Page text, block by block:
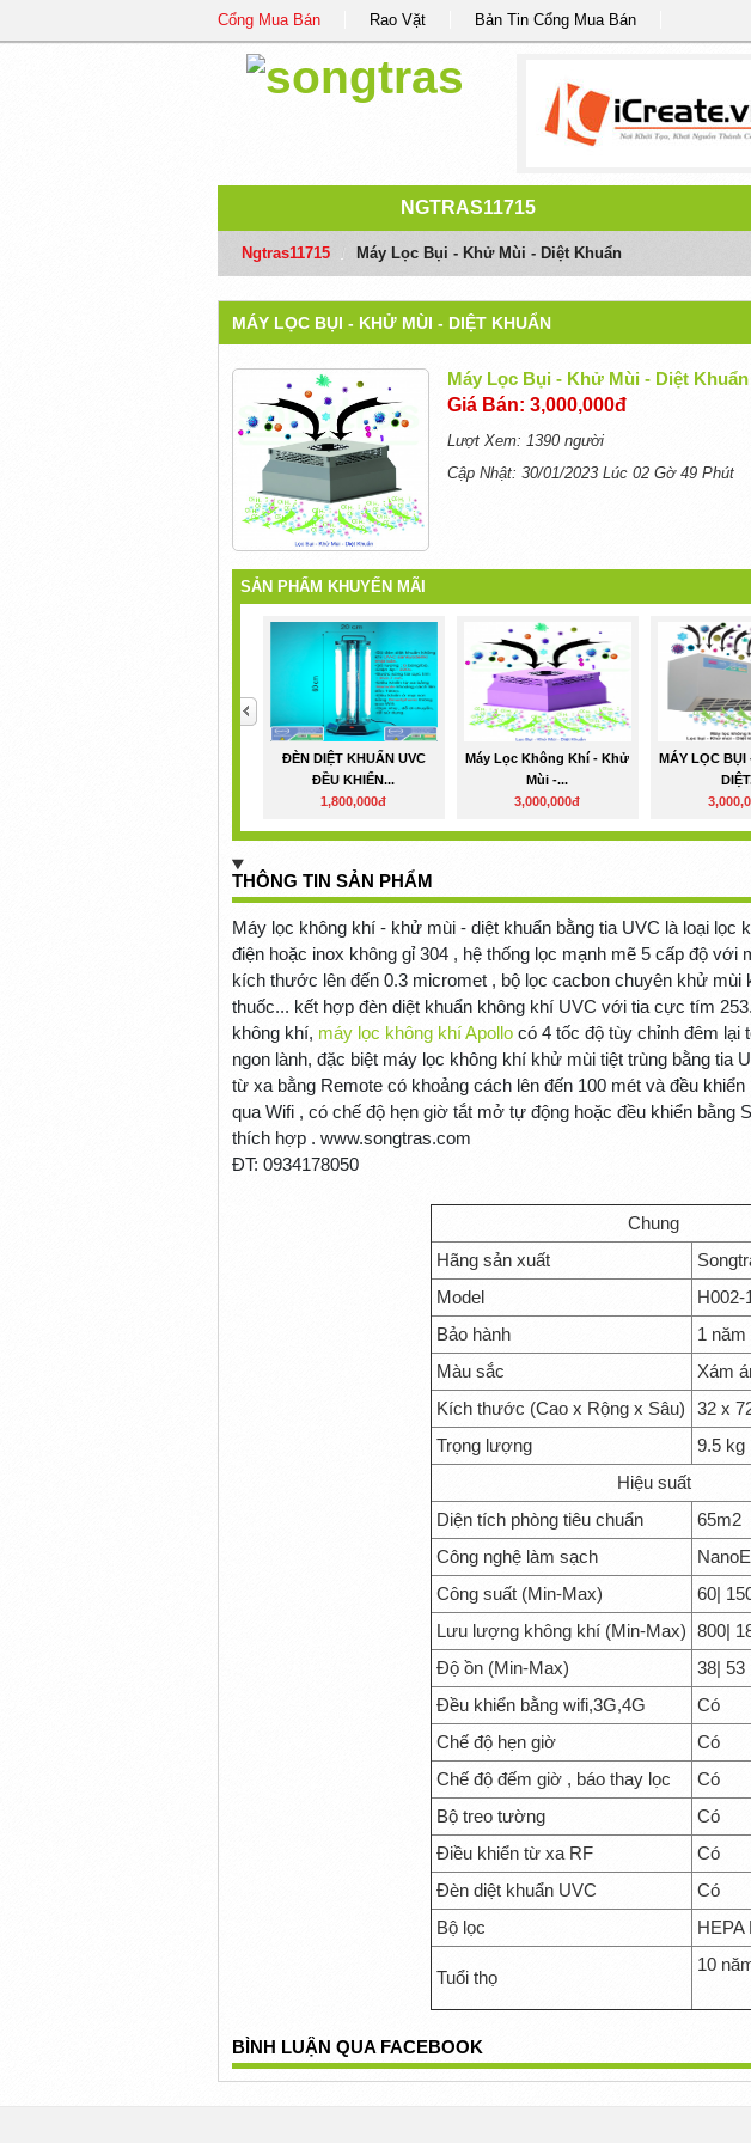
Cổng Mua Bán Rao Vặt Bản Tin Cổng Mua Bán
NGTRAS11715
Ngtras11715 Máy Lọc Bụi - Khử Mùi - Diệt Khuẩn
MÁY LỌC BỤI - KHỬ MÙI - DIỆT KHUẨN
Máy Lọc Bụi - Khử Mùi - Diệt Khuẩn
Giá Bán: 3,000,000đ
Lượt Xem: 1390 người
Cập Nhật: 30/01/2023 Lúc 02 Gờ 49 Phút
SẢN PHẨM KHUYẾN MÃI
ĐÈN DIỆT KHUẨN UVC
ĐỀU KHIỂN...
1,800,000đ
Máy Lọc Không Khí - Khử
Mùi -...
3,000,000đ
MÁY LỌC BỤI
THÔNG TIN SẢN PHẨM
Máy lọc không khí - khử mùi - diệt khuẩn bằng tia UVC là loại lọc
điện hoặc inox không gỉ 304 , hệ thống lọc mạnh mẽ 5 cấp độ với
kích thước lên đến 0.3 micromet , bộ lọc cacbon chuyên khử mùi
thuốc... kết hợp đèn diệt khuẩn không khí UVC với tia cực tím
không khí, máy lọc không khí Apollocó 4 tốc độ tùy chỉnh đêm lại
ngon lành, đặc biệt máy lọc không khí khử mùi tiệt trùng bằng tia
từ xa bằng Remote có khoảng cách lên đến 100 mét và đều
qua Wifi , có chế độ hẹn giờ tắt mở tự động hoặc đều khiển bằng
thích hợp . www.songtras.com
ĐT: 0934178050
Chung
Hãng sản xuất
Model
H002-
Bảo hành
1 năm
Màu sắc
Xám
Kích thước (Cao x Rộng x Sâu)
32 x
Trọng lượng
9.5 kg
Hiệu suất
Diện tích phòng tiêu chuẩn
65m2
Công nghệ làm sạch
Công suất (Min-Max)
60|
Lưu lượng không khí (Min-Max)
800|
Độ ồn (Min-Max)
38| 53
Đều khiển bằng wifi,3G,4G
Có
Chế độ hẹn giờ
Có
Chế độ đếm giờ , báo thay lọc
Có
Bộ treo tường
Có
Điều khiển từ xa RF
Có
Đèn diệt khuẩn UVC
Có
Bộ lọc
HEPA
Tuổi thọ
10
BÌNH LUẬN QUA FACEBOOK